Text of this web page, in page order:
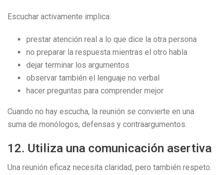
Escuchar activamente implica:
prestar atención real a lo que dice la otra persona
no preparar la respuesta mientras el otro habla
dejar terminar los argumentos
observar también el lenguaje no verbal
hacer preguntas para comprender mejor
Cuando no hay escucha, la reunión se convierte en una
suma de monólogos, defensas y contraargumentos.
12. Utiliza una comunicación asertiva
Una reunión eficaz necesita claridad, pero también respeto.